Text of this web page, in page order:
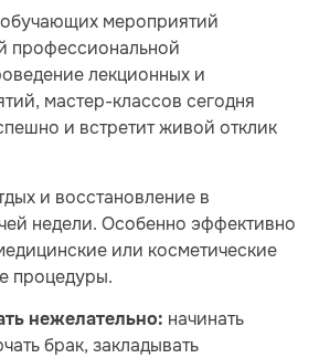
мероприятий
профессиональной
лекционных и
мастер-классов сегодня
и встретит живой отклик
и восстановление в
недели. Особенно эффективно
или косметические
процедуры.
нежелательно: начинать
брак, закладывать